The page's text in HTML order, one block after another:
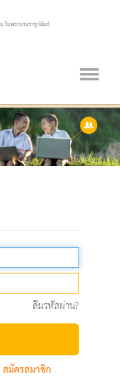
ลืมรหัสผ่าน?
สมัครสมาชิก